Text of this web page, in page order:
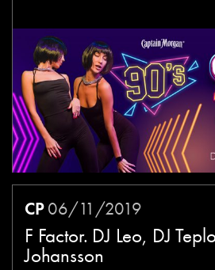
СР06/11/2019
F Factor. DJ Leo, DJ
Johansson